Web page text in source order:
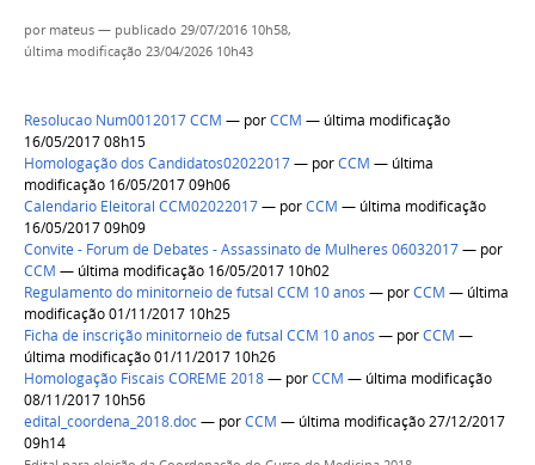
por mateus — publicado 29/07/2016 10h58,
última modificação 23/04/2026 10h43
Resolucao Num0012017 CCM — porCCM — última modificação
16/05/2017 08h15
Homologação dos Candidatos02022017— porCCM — última
modificação 16/05/2017 09h06
Calendario Eleitoral CCM02022017— porCCM — última modificação
16/05/2017 09h09
Convite - Forum de Debates - Assassinato de Mulheres 06032017— por
CCM — última modificação 16/05/2017 10h02
Regulamento do minitorneio de futsal CCM 10 anos — porCCM — última
modificação 01/11/2017 10h25
Ficha de inscrição minitorneio de futsal CCM 10 anos — porCCM —
última modificação 01/11/2017 10h26
Homologação Fiscais COREME 2018— porCCM — última modificação
08/11/2017 10h56
edital_coordena_2018.doc— porCCM — última modificação 27/12/2017
09h14